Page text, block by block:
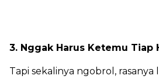
3. Nggak Harus Ketemu Tiap
Tapi sekalinya ngobrol, rasanya